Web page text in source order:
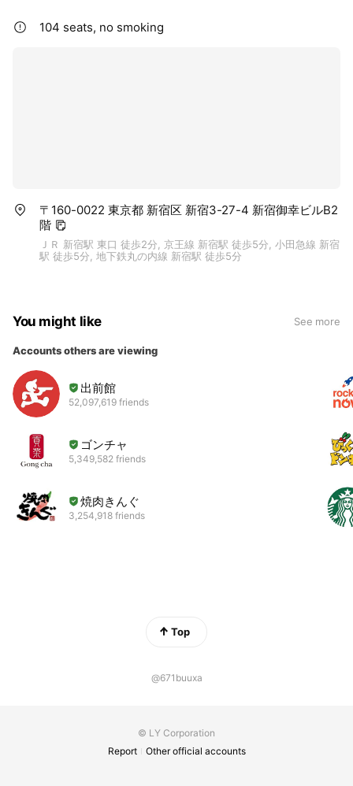
104 seats, no smoking
〒160-0022 東京都 新宿区 新宿3-27-4 新宿御幸ビルB2
階
ＪＲ 新宿駅 東口 徒歩2分, 京王線 新宿駅 徒歩5分, 小田急線 新宿
駅 徒歩5分, 地下鉄丸の内線 新宿駅 徒歩5分
You might like See more
Accounts others are viewing
出前館
52,097,619 friends
ゴンチャ
5,349,582 friends
焼肉きんぐ
3,254,918 friends
Top
@671buuxa
© LY Corporation
Report
Other official accounts